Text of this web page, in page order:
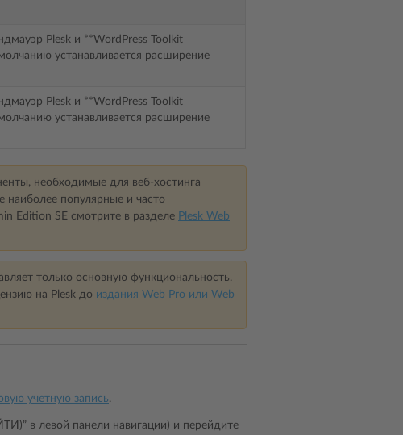
Plesk и **WordPress Toolkit
устанавливается расширение
Plesk и **WordPress Toolkit
устанавливается расширение
необходимые для веб-хостинга
наиболее популярные и часто
Edition SE смотрите в разделе Plesk Web
только основную функциональность.
на Plesk до издания Web Pro или Web
учетную запись.
в левой панели навигации) и перейдите